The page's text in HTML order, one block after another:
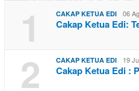
1 CAKAP KETUA EDI 06
Cakap Ketua Edi:
2 CAKAP KETUA EDI 19
Cakap Ketua Edi :